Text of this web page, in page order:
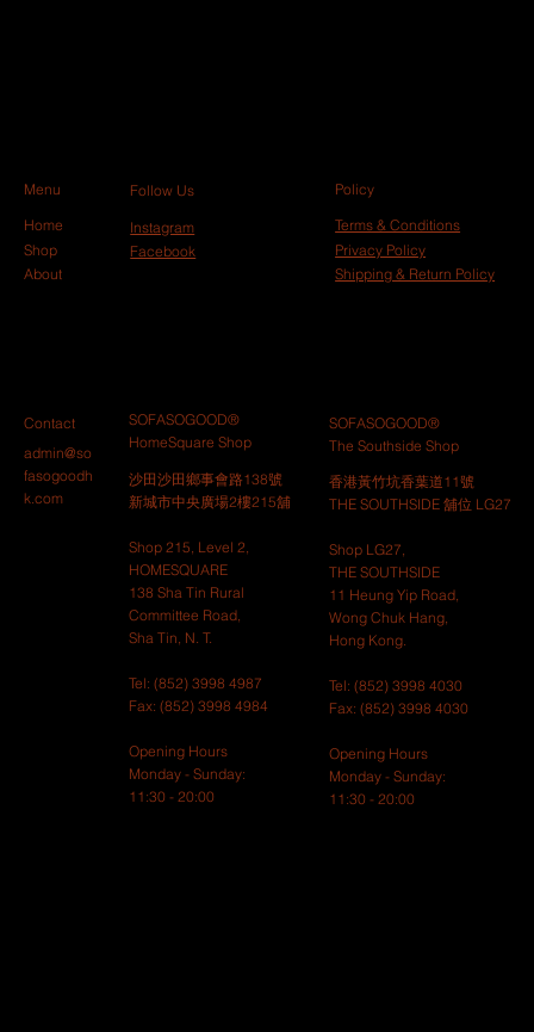
Contact
admin@so
fasogoodh
k.com
SOFASOGOOD®
The Southside Shop
香港黃竹坑香葉道11號 ​
THE SOUTHSIDE 舖位 LG27
Shop LG27,
THE SOUTHSIDE
11 Heung Yip Road,
Wong Chuk Hang,
Hong Kong. ​
Tel: (852) 3998 4030
Fax: (852) 3998 4030​
Opening Hours
Monday - Sunday:
11:30 - 20:00
SOFASOGOOD®
HomeSquare Shop
沙田沙田鄉事會路138號
新城市中央廣場2樓215舖
Shop 215, Level 2,
HOMESQUARE
138 Sha Tin Rural
Committee Road,
Sha Tin, N. T.
Tel: (852) 3998 4987
Fax: (852) 3998 4984
Opening Hours
Monday - Sunday:
11:30 - 20:00
Menu
Home
Shop
About
Follow Us
Instagram
Facebook
Policy
Terms & Conditions
Privacy Policy
Shipping & Return Policy